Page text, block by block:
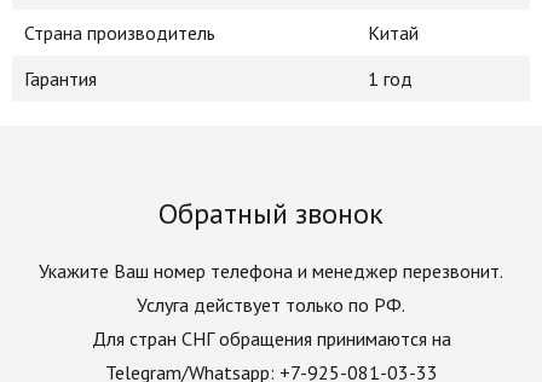
Страна производитель
Китай
Гарантия
1 год
Обратный звонок
Укажите Ваш номер телефона и менеджер перезвонит.
Услуга действует только по РФ.
Для стран СНГ обращения принимаются на
Telegram/Whatsapp: +7-925-081-03-33